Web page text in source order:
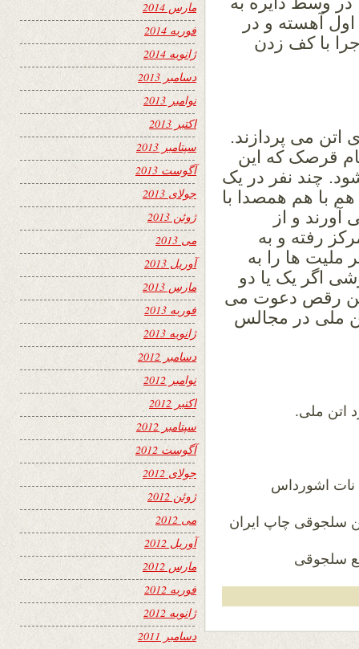
آهسته و در
با کف زدن
اتن می پردازند.
قرصک که این
چند نفر در یک
با هم همصدا با
آورند و از
رفته و به
ملیت ها را به
اگر یک یا دو
رقص دعوت می
ملی در مجالس
مارس 2014
فوریه 2014
ژانویه 2014
دسامبر 2013
نوامبر 2013
اکتبر 2013
سپتامبر 2013
آگوست 2013
جولای 2013
ژوئن 2013
می 2013
آوریل 2013
مارس 2013
فوریه 2013
ژانویه 2013
دسامبر 2012
نوامبر 2012
اکتبر 2012
سپتامبر 2012
آگوست 2012
جولای 2012
ژوئن 2012
می 2012
آوریل 2012
مارس 2012
فوریه 2012
ژانویه 2012
دسامبر 2011